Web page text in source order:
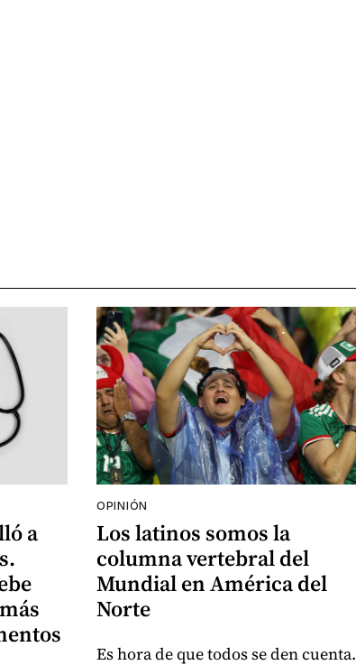
a
OPINIÓN
Los latinos somos la
columna vertebral del
Mundial en América del
Norte
Es hora de que todos se den cuenta.